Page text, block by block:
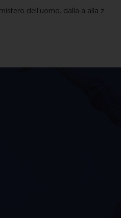
dell'uomo. dalla a alla z